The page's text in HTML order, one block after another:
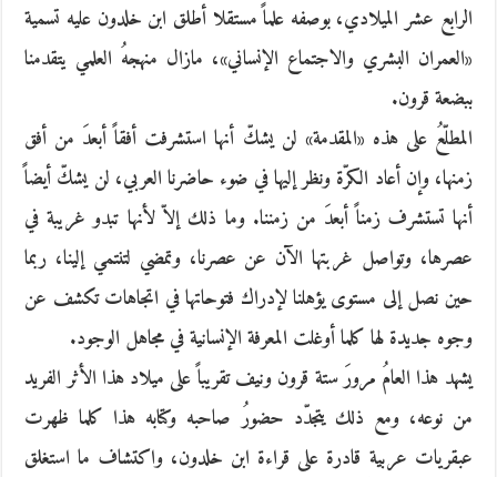
الرابع عشر الميلادي، بوصفه علماً مستقلا أطلق ابن خلدون عليه تسمية
«العمران البشري والاجتماع الإنساني»، مازال منهجهُ العلمي يتقدمنا
ببضعة قرون.
المطلّعُ على هذه «المقدمة» لن يشكّ أنها استشرفت أفقاً أبعدَ من أفق
زمنها، وإن أعاد الكرّة ونظر إليها في ضوء حاضرنا العربي، لن يشكّ أيضاً
أنها تستشرف زمناً أبعدَ من زمننا. وما ذلك إلاّ لأنها تبدو غريبة في
عصرها، وتواصل غربتها الآن عن عصرنا، وتمضي لتنتمي إلينا، ربما
حين نصل إلى مستوى يؤهلنا لإدراك فتوحاتها في اتجاهات تكشف عن
وجوه جديدة لها كلما أوغلت المعرفة الإنسانية في مجاهل الوجود.
يشهد هذا العامُ مرورَ ستة قرون ونيف تقريباً على ميلاد هذا الأثر الفريد
من نوعه، ومع ذلك يتجدّد حضورُ صاحبه وكتابه هذا كلما ظهرت
عبقريات عربية قادرة على قراءة ابن خلدون، واكتشاف ما استغلق